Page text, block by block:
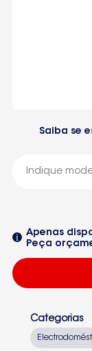
Saiba se
C00042012
Seleccione
Apenas
Peça
Categorias